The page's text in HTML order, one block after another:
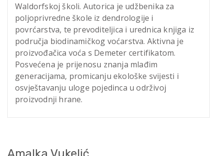
Waldorfskoj školi. Autorica je udžbenika za
poljoprivredne škole iz dendrologije i
povrćarstva, te prevoditeljica i urednica knjiga iz
područja biodinamičkog voćarstva. Aktivna je
proizvođačica voća s Demeter certifikatom.
Posvećena je prijenosu znanja mlađim
generacijama, promicanju ekološke svijesti i
osvještavanju uloge pojedinca u održivoj
proizvodnji hrane.